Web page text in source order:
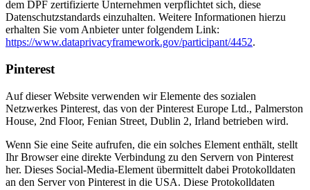
dem DPF zertifizierte Unternehmen verpflichtet sich, diese
Datenschutzstandards einzuhalten. Weitere Informationen hierzu
erhalten Sie vom Anbieter unter folgendem Link:
https://www.dataprivacyframework.gov/participant/4452.
Pinterest
Auf dieser Website verwenden wir Elemente des sozialen
Netzwerkes Pinterest, das von der Pinterest Europe Ltd., Palmerston
House, 2nd Floor, Fenian Street, Dublin 2, Irland betrieben wird.
Wenn Sie eine Seite aufrufen, die ein solches Element enthält, stellt
Ihr Browser eine direkte Verbindung zu den Servern von Pinterest
her. Dieses Social-Media-Element übermittelt dabei Protokolldaten
an den Server von Pinterest in die USA. Diese Protokolldaten